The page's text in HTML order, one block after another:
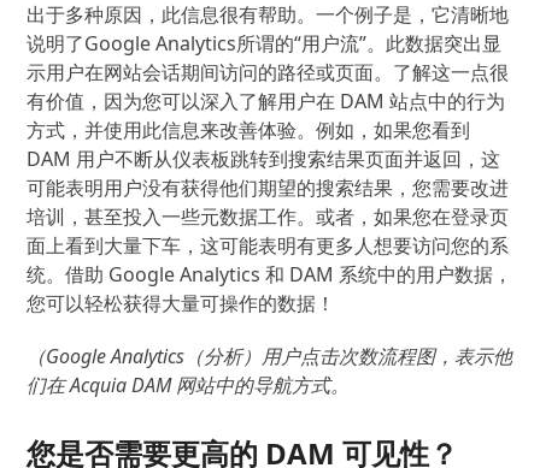
出于多种原因，此信息很有帮助。一个例子是，它清晰地
说明了Google Analytics所谓的“用户流”。此数据突出显
示用户在网站会话期间访问的路径或页面。了解这一点很
有价值，因为您可以深入了解用户在 DAM 站点中的行为
方式，并使用此信息来改善体验。例如，如果您看到
DAM 用户不断从仪表板跳转到搜索结果页面并返回，这
可能表明用户没有获得他们期望的搜索结果，您需要改进
培训，甚至投入一些元数据工作。或者，如果您在登录页
面上看到大量下车，这可能表明有更多人想要访问您的系
统。借助 Google Analytics 和 DAM 系统中的用户数据，
您可以轻松获得大量可操作的数据！
（Google Analytics（分析）用户点击次数流程图，表示他
们在 Acquia DAM 网站中的导航方式。
您是否需要更高的 DAM 可见性？